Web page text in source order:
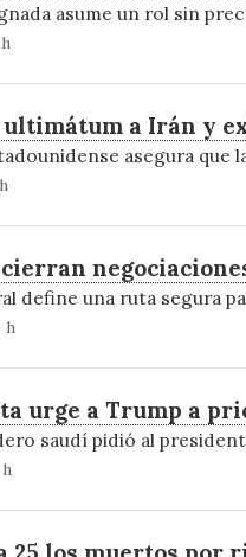
asume un rol sin
a Irán y
asegura
define una ruta segura
h
urge a Trump a
saudí pidió al